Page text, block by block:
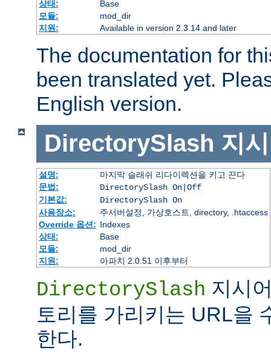
상태:
Base
모듈:
mod_dir
지원:
Available in version 2.3.14 and later
The documentation for
been translated yet.
English version.
DirectorySlash 지
설명:
마지막 슬래쉬 리다이렉션을 키고 끈다
문법:
DirectorySlash On|Off
기본값:
DirectorySlash On
사용장소:
주서버설정, 가상호스트, directory, .htaccess
Override 옵션: Indexes
상태:
Base
모듈:
mod_dir
지원:
아파치 2.0.51 이후부터
DirectorySlash 지시
토리를 가리키는 URL을
한다.